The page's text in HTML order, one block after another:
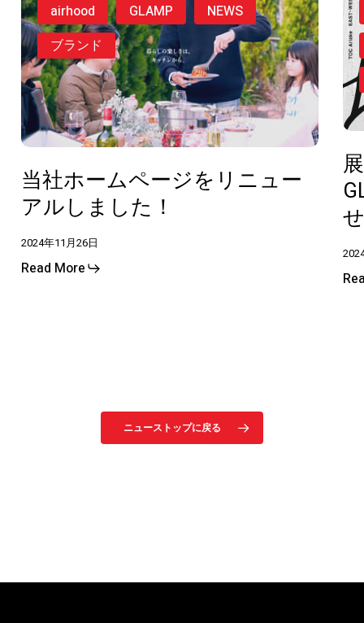
airhood GLAMP
NEWS
ブランド
当社ホームページをリニュー
アルしました！
2024年11月26日
Read More
ニューストップに戻る